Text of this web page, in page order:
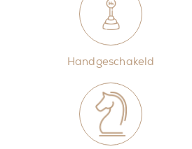
Handgeschakeld